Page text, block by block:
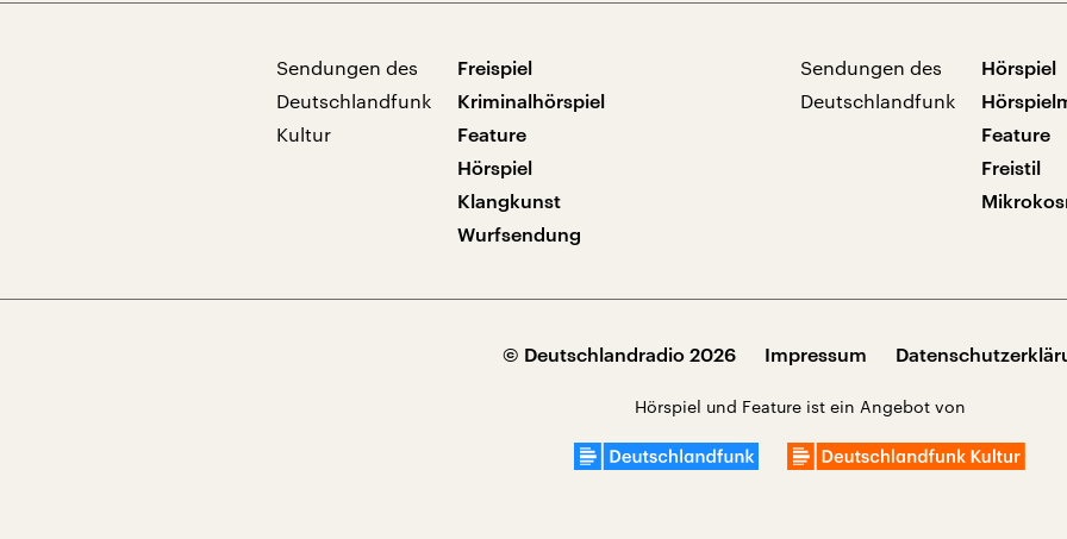
Sendungen des
Deutschlandfunk
Kultur
Freispiel
Kriminalhörspiel
Feature
Hörspiel
Klangkunst
Wurfsendung
Sendungen des
Deutschlandfunk
Hörspiel
Feature
Freistil
© Deutschlandradio 2026 Impressum
Hörspiel und Feature ist ein Angebot von